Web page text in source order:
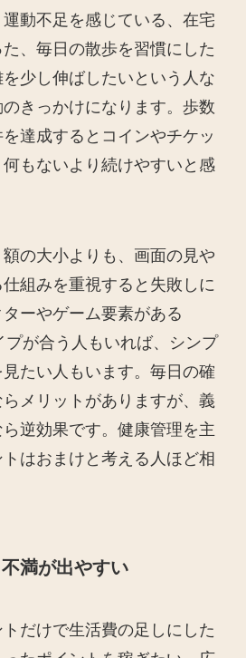
動不足を感じている、在宅
、毎日の散歩を習慣にした
少し伸ばしたいという人な
きっかけになります。歩数
達成するとコインやチケッ
何もないより続けやすいと感
の大小よりも、画面の見や
組みを重視すると失敗しに
ーやゲーム要素がある
が合う人もいれば、シンプ
たい人もいます。毎日の確
メリットがありますが、義
逆効果です。健康管理を主
はおまけと考える人ほど相
満が出やすい
だけで生活費の足しにした